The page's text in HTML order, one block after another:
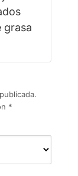
grasa
*